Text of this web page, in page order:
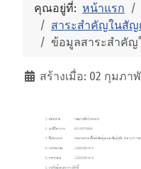
คุณอยู่ที่: หน้าแรก
สาระสำคัญในสั
ข้อมูลสาระสำคัญ
รายละเอียด
สร้างเมื่อ: 02 กุมภา